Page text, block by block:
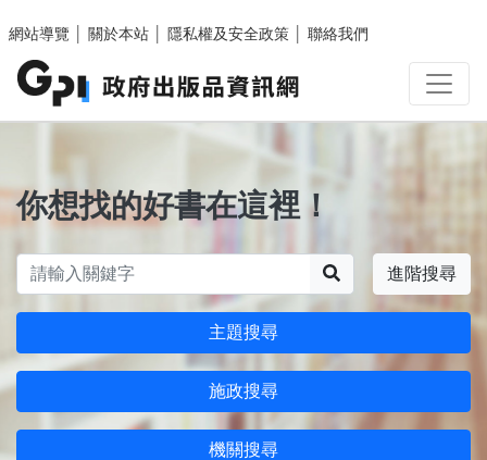
網站導覽
關於本站 隱私權及安全政策 聯絡我們
你想找的好書在這裡！
進階搜尋
主題搜尋
施政搜尋
機關搜尋